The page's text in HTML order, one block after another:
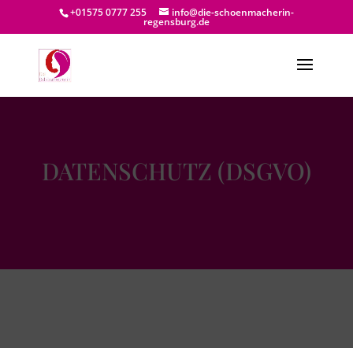
/*mobile Paralaxe*/+01575 0777 255 info@die-schoenmacherin-
regensburg.de
DATENSCHUTZ (DSGVO)